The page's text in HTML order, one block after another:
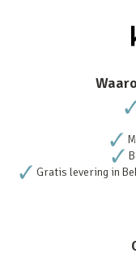
Gratis levering in